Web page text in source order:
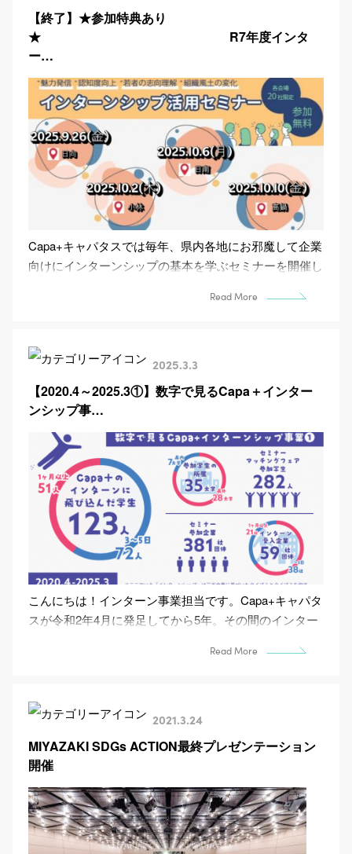
【終了】★参加特典あり
★ R7年度インタ
ー…
Capa+キャパタスでは毎年、県内各地にお邪魔して企業
向けにインターンシップの基本を学ぶセミナーを開催し
Read More
2025.3.3
【2020.4～2025.3①】数字で見るCapa＋インター
ンシップ事…
こんにちは！インターン事業担当です。Capa+キャパタ
スが令和2年4月に発足してから5年。その間のインター
Read More
2021.3.24
MIYAZAKI SDGs ACTION最終プレゼンテーション
開催